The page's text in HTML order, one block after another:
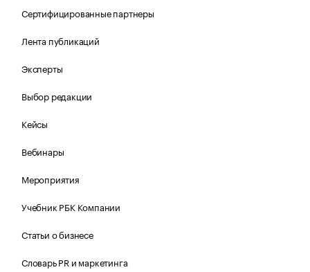
Сертифицированные партнеры
Лента публикаций
Эксперты
Выбор редакции
Кейсы
Вебинары
Мероприятия
Учебник РБК Компании
Статьи о бизнесе
Словарь PR и маркетинга